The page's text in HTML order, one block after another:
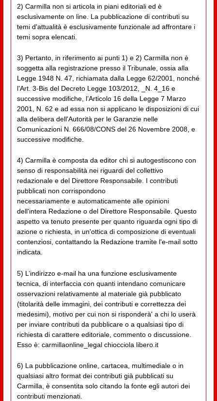
2) Carmilla non si articola in piani editoriali ed è
esclusivamente on line. La pubblicazione di contributi su
temi d'attualità è esclusivamente funzionale ad affrontare i
temi sopra elencati.
3) Pertanto, in riferimento ai punti 1) e 2) Carmilla non è
soggetta alla registrazione presso il Tribunale, ossia alla
Legge 1948 N. 47, richiamata dalla Legge 62/2001, nonché
l’Art. 3-Bis del Decreto Legge 103/2012, _N. 4_16 e
successive modifiche, l’Articolo 16 della Legge 7 Marzo
2001, N. 62 e ad essa non si applicano le disposizioni di cui
alla delibera dell'Autorità per le Garanzie nelle
Comunicazioni N. 666/08/CONS del 26 Novembre 2008, e
successive modifiche.
4) Carmilla è composta da editor chi si autogestiscono con
senso di responsabilità nei riguardi del collettivo
redazionale e del Direttore Responsabile. I contributi
pubblicati non corrispondono
necessariamente e automaticamente alle opinioni
dell'intera Redazione o del Direttore Responsabile. Questo
aspetto va tenuto presente per quanto riguarda ogni tipo di
azione o richiesta, in un'ottica di composizione di eventuali
contenziosi, contattando la Redazione tramite l'e-mail sotto
indicata.
5) L’indirizzo e-mail ha una funzione esclusivamente
tecnica, di interfaccia con quanti intendano comunicare
osservazioni relativamente al materiale già pubblicato
(titolarità delle immagini, dei contributi e correttezza dei
medesimi), motivo per cui non si risponderà' a chi lo userà
per inviare contributi da pubblicare o a qualsiasi tipo di
richiesta di carattere editoriale, commento o discussione.
Esso è: carmillaonline_legal chiocciola libero.it
6) La pubblicazione online, cartacea, multimediale o in
qualsiasi altro format dei contributi già pubblicati su
Carmilla, è consentita solo citando la fonte egli autori dei
contributi menzionati.